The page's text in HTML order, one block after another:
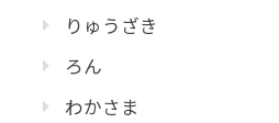
りゅうざき
ろん
わかさま